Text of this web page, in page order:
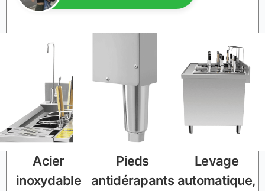
Acier
inoxydable
Pieds
antidérapants
Levage
automatique,